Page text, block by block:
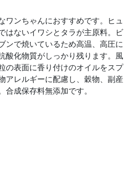
ワンちゃんにおすすめです。ヒュ
はないイワシとタラが主原料。ビ
ンで焼いているため高温、高圧に
酸化物質がしっかり残ります。風
の表面に香り付けのオイルをスプ
アレルギーに配慮し、穀物、副産
合成保存料無添加です。